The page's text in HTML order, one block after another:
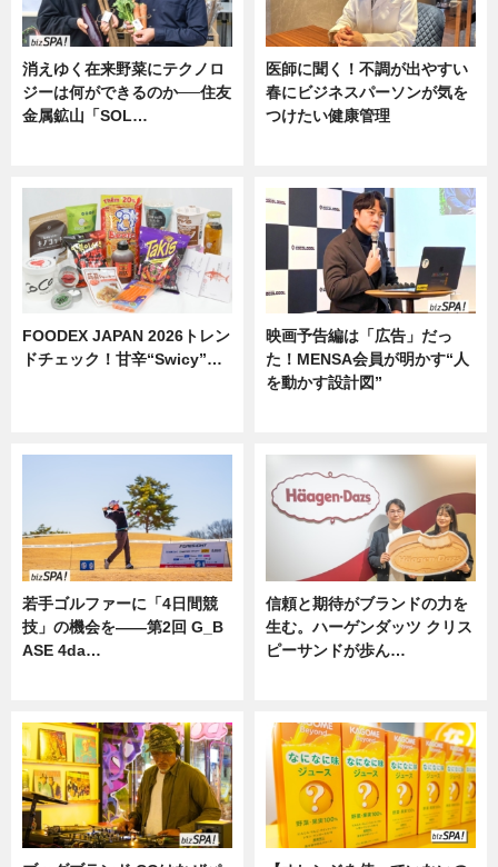
消えゆく在来野菜にテクノロ
ジーは何ができるのか──住友
金属鉱山「SOL…
医師に聞く！不調が出やすい
春にビジネスパーソンが気を
つけたい健康管理
FOODEX JAPAN 2026トレン
ドチェック！甘辛“Swicy”…
映画予告編は「広告」だっ
た！MENSA会員が明かす“人
を動かす設計図”
若手ゴルファーに「4日間競
技」の機会を——第2回 G_B
ASE 4da…
信頼と期待がブランドの力を
生む。ハーゲンダッツ クリス
ピーサンドが歩ん…